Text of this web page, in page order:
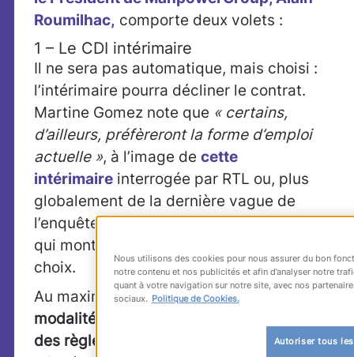
Roumilhac, comporte deux volets :
1 – Le CDI intérimaire
Il ne sera pas automatique, mais choisi :
l’intérimaire pourra décliner le contrat.
Martine Gomez note que « certains,
d’ailleurs, préfèreront la forme d’emploi
actuelle », à l’image de cette
intérimaire interrogée par RTL ou, plus
globalement de la dernière vague de
l’enquêteRegards croisés sur l’intérim,
qui montrait la force de cet intérim par
choix.
Au maximum,le contrat rejoindra les
modalités du CDI de droit commun, avec
des règles aménagées
, notamment pour la
Nous utilisons des cookies pour nous assurer du bon
notre contenu et nos publicités et afin d’analyser notre
quant à votre navigation sur notre site, avec nos
sociaux. Politique de Cookies.
Autoriser tous